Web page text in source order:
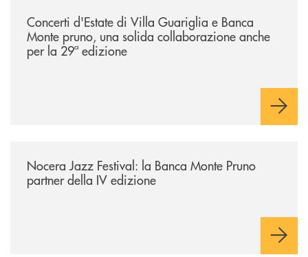
Concerti d'Estate di Villa Guariglia e Banca
Monte pruno, una solida collaborazione anche
per la 29ª edizione
Nocera Jazz Festival: la Banca Monte Pruno
partner della IV edizione